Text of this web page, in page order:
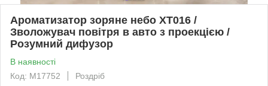
Ароматизатор зоряне небо XT016 /
Зволожувач повітря в авто з проекцією /
Розумний дифузор
В наявності
Код: M17752
Роздріб